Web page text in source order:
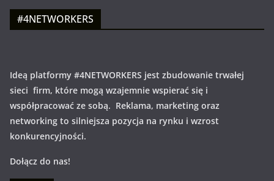
#4NETWORKERS
Ideą platformy #4NETWORKERS jest zbudowanie trwałej
sieci firm, które mogą wzajemnie wspierać się i
współpracować ze sobą. Reklama, marketing oraz
networking to silniejsza pozycja na rynku i wzrost
konkurencyjności.
Dołącz do nas!